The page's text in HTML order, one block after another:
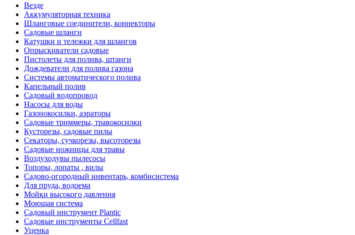
Везде
Аккумуляторная техника
Шланговые соединители, коннекторы
Садовые шланги
Катушки и тележки для шлангов
Опрыскиватели садовые
Пистолеты для полива, штанги
Дождеватели для полива газона
Системы автоматического полива
Капельный полив
Садовый водопровод
Насосы для воды
Газонокосилки, аэраторы
Садовые триммеры, травокосилки
Кусторезы, садовые пилы
Секаторы, сучкорезы, высоторезы
Садовые ножницы для травы
Воздуходувы пылесосы
Топоры, лопаты , вилы
Садово-огородный инвентарь, комбисистема
Для пруда, водоема
Мойки высокого давления
Моющая система
Садовый инструмент Plantic
Садовые инструменты Cellfast
Уценка